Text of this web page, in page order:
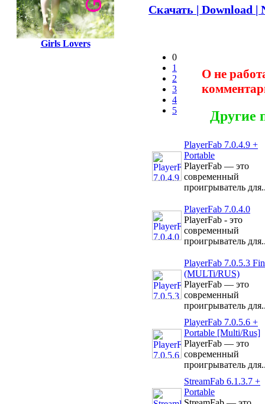
Girls Lovers
Скачать | Download
0
1
2
3
4
5
О не
Другие
PlayerFab 7.0.4.9 +
Portable
PlayerFab — это
современный
проигрыватель
PlayerFab 7.0.4.0
PlayerFab - это
современный
проигрыватель
PlayerFab 7.0.5.3
(MULTi/RUS)
PlayerFab — это
современный
проигрыватель
PlayerFab 7.0.5.6 +
Portable [Multi/Rus]
PlayerFab — это
современный
проигрыватель
StreamFab 6.1.3.7 +
Portable